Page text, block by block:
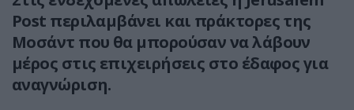
Post περιλαμβάνει και πράκτορες της
Μοσάντ που θα μπορούσαν να λάβουν
μέρος στις επιχειρήσεις στο έδαφος για
αναγνώριση.